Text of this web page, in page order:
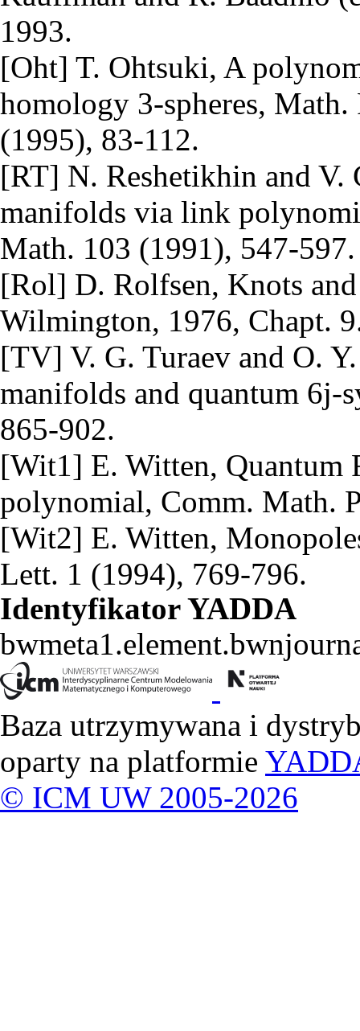
1993.
[Oht] T. Ohtsuki, A
homology 3-spheres,
(1995), 83-112.
[RT] N. Reshetikhin and V.
manifolds via link
Math. 103 (1991), 547-597.
[Rol] D. Rolfsen, Knots
Wilmington, 1976, Chapt.
[TV] V. G. Turaev and O.
manifolds and quantum 6j-
865-902.
[Wit1] E. Witten, Quantum
polynomial, Comm. Math.
[Wit2] E. Witten,
Lett. 1 (1994), 769-796.
Identyfikator YADDA
Baza utrzymywana i
oparty na platformie
© ICM UW 2005-2026